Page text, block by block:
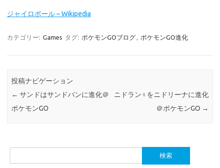
ジャイロボール – Wikipedia
カテゴリー: Games タグ: ポケモンGOブログ, ポケモンGO進化
投稿ナビゲーション
← サンドはサンドパンに進化＠
ポケモンGO
ニドラン♀をニドリーナに進化
＠ポケモンGO →
索: